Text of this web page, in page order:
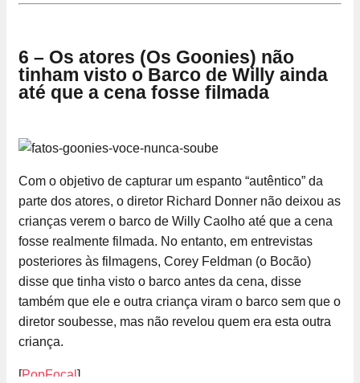
6 – Os atores (Os Goonies) não
tinham visto o Barco de Willy ainda
até que a cena fosse filmada
Com o objetivo de capturar um espanto “autêntico” da
parte dos atores, o diretor Richard Donner não deixou as
crianças verem o barco de Willy Caolho até que a cena
fosse realmente filmada. No entanto, em entrevistas
posteriores às filmagens, Corey Feldman (o Bocão)
disse que tinha visto o barco antes da cena, disse
também que ele e outra criança viram o barco sem que o
diretor soubesse, mas não revelou quem era esta outra
criança.
[PopFocal]